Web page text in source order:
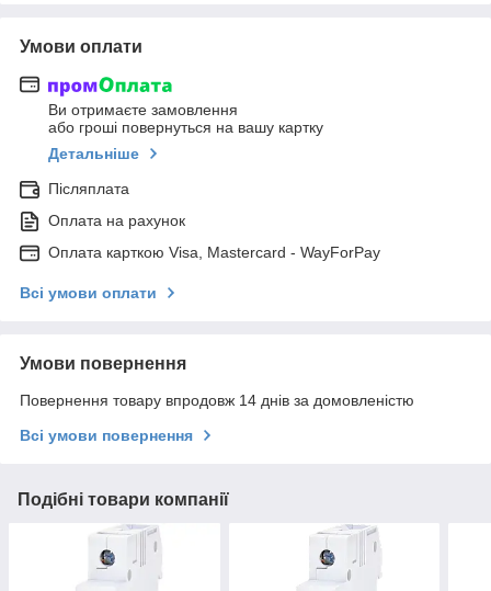
Умови оплати
Ви отримаєте замовлення
або гроші повернуться на вашу картку
Детальніше
Післяплата
Оплата на рахунок
Оплата карткою Visa, Mastercard - WayForPay
Всі умови оплати
Умови повернення
Повернення товару впродовж 14 днів за домовленістю
Всі умови повернення
Подібні товари компанії